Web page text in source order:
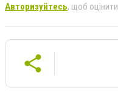
Авторизуйтесь, щоб оцінити